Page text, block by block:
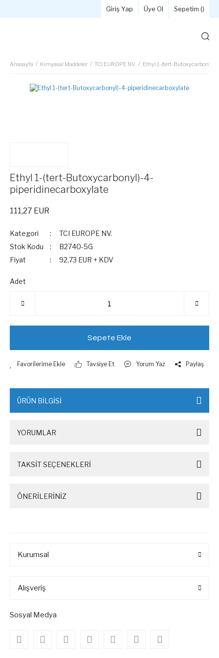
Giriş Yap Üye Ol Sepetim ()
Anasayfa Kimyasal Maddeler TCI EUROPE NV. Ethyl 1-(tert-
Ethyl 1-(tert-Butoxycarbonyl)-4-
piperidinecarboxylate
111,27 EUR
Kategori
TCI EUROPE NV.
Stok Kodu
B2740-5G
Fiyat
92,73 EUR + KDV
Adet
Sepete Ekle
Tavsiye Et Yorum Yaz Paylaş
ÜRÜN BİLGİSİ
YORUMLAR
TAKSİT SEÇENEKLERİ
ÖNERİLERİNİZ
Kurumsal
Alışveriş
Sosyal Medya